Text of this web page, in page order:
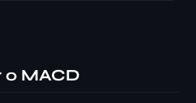
o MACD